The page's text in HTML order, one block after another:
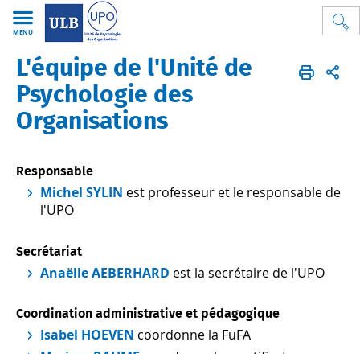
MENU
Psycho UPO FR L'Unité L'équipe
L'équipe de l'Unité de
Psychologie des
Organisations
Responsable
Michel SYLIN est professeur et le responsable de
l'UPO
Secrétariat
Anaëlle AEBERHARD est la secrétaire de l'UPO
Coordination administrative et pédagogique
Isabel HOEVEN coordonne la FuFA